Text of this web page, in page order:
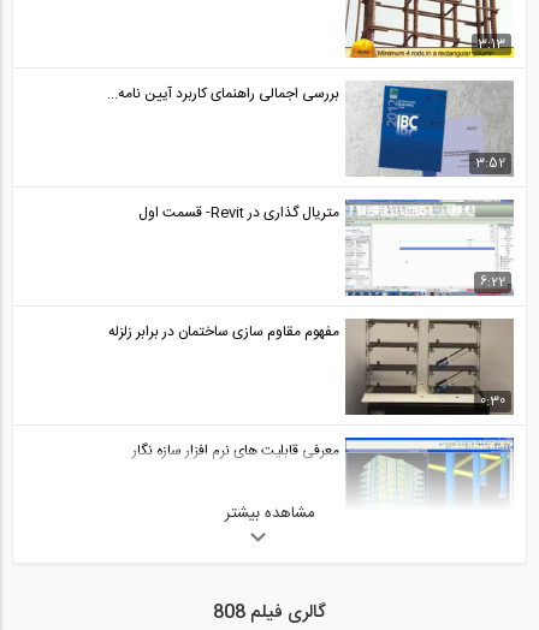
3:13
3:52
بررسی اجمالی راهنمای کاربرد آیین نامه...
6:22
متریال گذاری در Revit- قسمت اول
0:30
مفهوم مقاوم سازی ساختمان در برابر زلزله
معرفی قابلیت های نرم افزار سازه نگار
مشاهده بیشتر
گالری فیلم 808